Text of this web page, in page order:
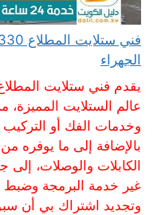
الجهراء
يقدم فني ستلايت
عالم الستلايت المميزة،
وخدمات الفك أو
بالإضافة إلى ما يوفره
الكابلات والوصلات، إلى
غير خدمة البرمجة وضبط
وتجديد اشتراك بي أن